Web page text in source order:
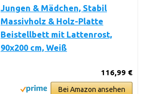
Jungen & Mädchen, Stabil
Massivholz & Holz-Platte
Beistellbett mit Lattenrost,
90x200 cm, Weiß
116,99 €
Bei Amazon ansehen